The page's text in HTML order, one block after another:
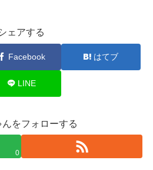
ェアする
Facebook はてブ
LINE
をフォローする
0